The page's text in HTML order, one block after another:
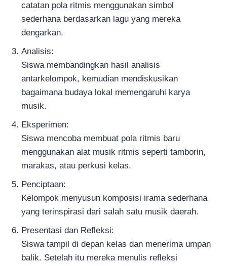
catatan pola ritmis menggunakan simbol
sederhana berdasarkan lagu yang mereka
dengarkan.
Analisis:
Siswa membandingkan hasil analisis
antarkelompok, kemudian mendiskusikan
bagaimana budaya lokal memengaruhi karya
musik.
Eksperimen:
Siswa mencoba membuat pola ritmis baru
menggunakan alat musik ritmis seperti tamborin,
marakas, atau perkusi kelas.
Penciptaan:
Kelompok menyusun komposisi irama sederhana
yang terinspirasi dari salah satu musik daerah.
Presentasi dan Refleksi:
Siswa tampil di depan kelas dan menerima umpan
balik. Setelah itu mereka menulis refleksi